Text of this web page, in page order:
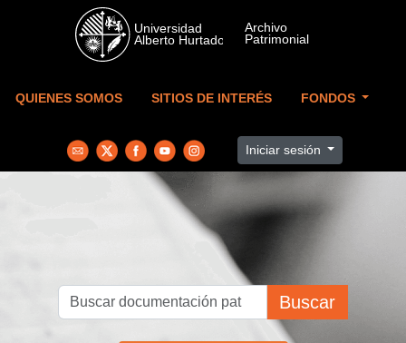
Skip to main content
QUIENES SOMOS SITIOS DE INTERÉS FONDOS
Iniciar sesión
Buscar